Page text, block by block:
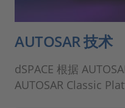
AUTOSAR 技术
dSPACE 根据
AUTOSAR Classic